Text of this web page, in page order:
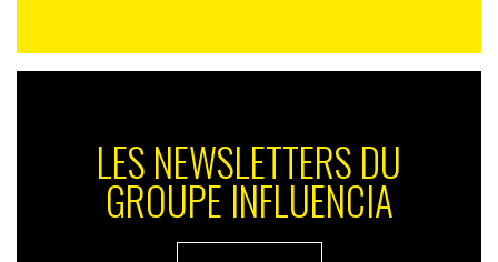
LES NEWSLETTERS DU
GROUPE INFLUENCIA